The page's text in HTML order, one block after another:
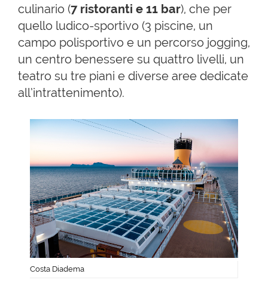
culinario (7 ristoranti e 11 bar), che per
quello ludico-sportivo (3 piscine, un
campo polisportivo e un percorso jogging,
un centro benessere su quattro livelli, un
teatro su tre piani e diverse aree dedicate
all’intrattenimento).
Costa Diadema